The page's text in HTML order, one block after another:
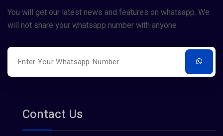
You will get our latest news and features on whatsapp. We
will not share your whatsapp number with anyone
Contact Us